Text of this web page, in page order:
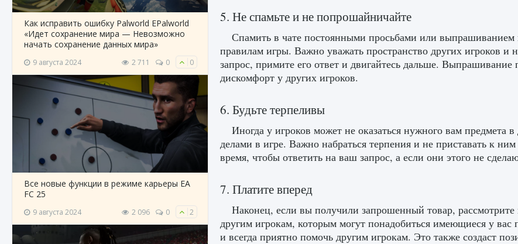
Как исправить ошибку Palworld EPalworld
«Идет сохранение мира — Невозможно
начать сохранение данных мира»
9 августа 2024 2 711 0 0
Все новые функции в режиме карьеры EA
FC 25
9 августа 2024 2 096 0 2
5. Не спамьте и не попрошайничайте
Спамить в чате постоянными просьбами или выпрашиванием
правилам игры. Важно уважать пространство других игроков и
запрос, примите его ответ и двигайтесь дальше. Выпрашивание
дискомфорт у других игроков.
6. Будьте терпеливы
Иногда у игроков может не оказаться нужного вам
делами в игре. Важно набраться терпения и не приставать к
время, чтобы ответить на ваш запрос, а если они этого не
7. Платите вперед
Наконец, если вы получили запрошенный товар,
другим игрокам, которым могут понадобиться имеющиеся у
и всегда приятно помочь другим игрокам. Это также создаст